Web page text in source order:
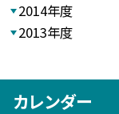
2014年度
2013年度
カレンダー